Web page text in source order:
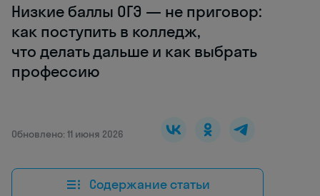
Низкие баллы ОГЭ — не приговор:
как поступить в колледж,
что делать дальше и как выбрать
профессию
Обновлено: 11 июня 2026
Содержание статьи